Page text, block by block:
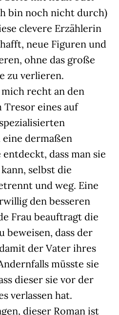
bin noch nicht durch)
clevere Erzählerin
neue Figuren und
ohne das große
zu verlieren.
recht an den
Tresor eines auf
dermaßen
dass man sie
selbst die
und weg. Eine
den besseren
Frau beauftragt die
beweisen, dass der
der Vater ihres
müsste sie
dieser sie vor der
verlassen hat.
dieser Roman ist